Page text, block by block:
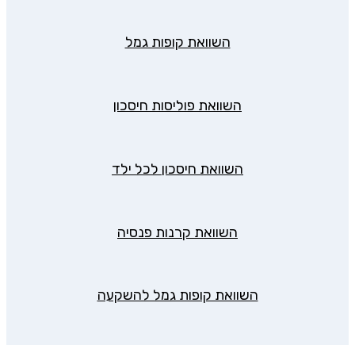
השוואת קופות גמל
השוואת פוליסות חיסכון
השוואת חיסכון לכל ילד
השוואת קרנות פנסיה
השוואת קופות גמל להשקעה